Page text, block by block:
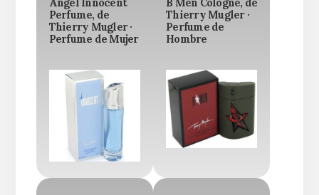
Angel Innocent
Perfume, de
Thierry Mugler ·
Perfume de Mujer
B Men Cologne, de
Thierry Mugler ·
Perfume de
Hombre